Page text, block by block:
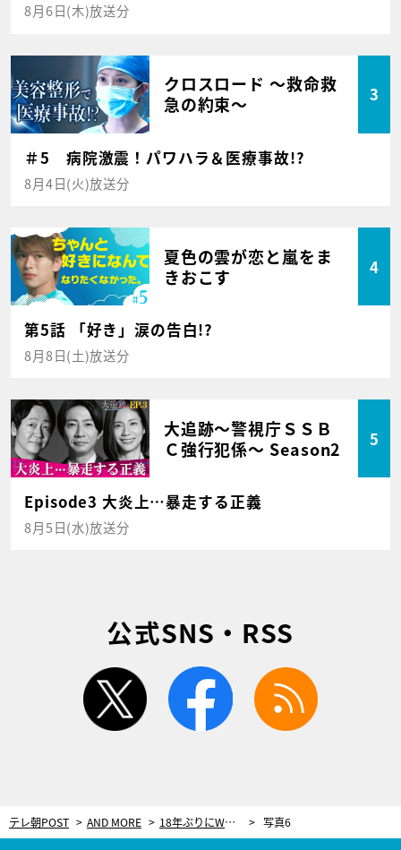
8月6日(木)放送分
クロスロード ～救命救
急の約束～
3
＃5 病院激震！パワハラ＆医療事故!?
8月4日(火)放送分
夏色の雲が恋と嵐をま
きおこす
4
第5話 「好き」涙の告白!?
8月8日(土)放送分
大追跡～警視庁ＳＳＢ
Ｃ強行犯係～ Season2
5
Episode3 大炎上…暴走する正義
8月5日(水)放送分
公式SNS・RSS
twitter facebook
テレ朝POST AND MORE 18年ぶりにWRC（世界ラリー選手権）に挑戦するトヨタは何を目指す？ 写真6